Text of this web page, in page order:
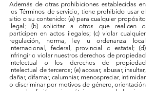
Además de otras prohibiciones establecidas en
los Términos de servicio, tiene prohibido usar el
sitio o su contenido: (a) para cualquier propósito
ilegal; (b) solicitar a otros que realicen o
participen en actos ilegales; (c) violar cualquier
regulación, norma, ley u ordenanza local
internacional, federal, provincial o estatal; (d)
infringir o violar nuestros derechos de propiedad
intelectual o los derechos de propiedad
intelectual de terceros; (e) acosar, abusar, insultar,
dañar, difamar, calumniar, menospreciar, intimidar
o discriminar por motivos de género, orientación